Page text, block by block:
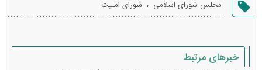
خطا
مجلس شورای اسلامی ، شورای امنیت
خبرهای مرتبط